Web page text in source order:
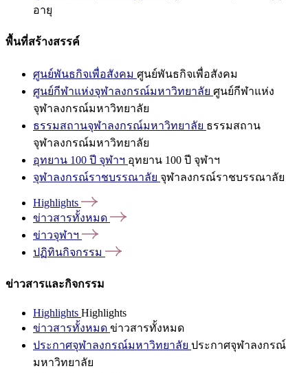
อายุ
พื้นที่สร้างสรรค์
ศูนย์พันธกิจเพื่อสังคม ศูนย์พันธกิจเพื่อสังคม
ศูนย์กีฬาแห่งจุฬาลงกรณ์มหาวิทยาลัย ศูนย์กีฬาแห่ง
จุฬาลงกรณ์มหาวิทยาลัย
ธรรมสถานจุฬาลงกรณ์มหาวิทยาลัย ธรรมสถาน
จุฬาลงกรณ์มหาวิทยาลัย
อุทยาน 100 ปี จุฬาฯ อุทยาน 100 ปี จุฬาฯ
จุฬาลงกรณ์ราชบรรณาลัย จุฬาลงกรณ์ราชบรรณาลัย
Highlights
ข่าวสารทั้งหมด
ข่าวจุฬาฯ
ปฏิทินกิจกรรม
ข่าวสารและกิจกรรม
Highlights Highlights
ข่าวสารทั้งหมด ข่าวสารทั้งหมด
ประกาศจุฬาลงกรณ์มหาวิทยาลัย ประกาศจุฬาลงกรณ์
มหาวิทยาลัย